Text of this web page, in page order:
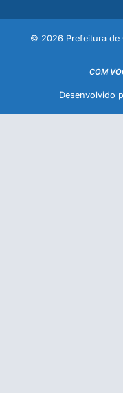
© 2026 Prefeitura de
COM
Desenvolvido